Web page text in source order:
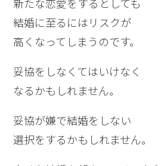
新たな恋愛をするとしても
結婚に至るにはリスクが
高くなってしまうのです。
妥協をしなくてはいけなく
なるかもしれません。
妥協が嫌で結婚をしない
選択をするかもしれません。